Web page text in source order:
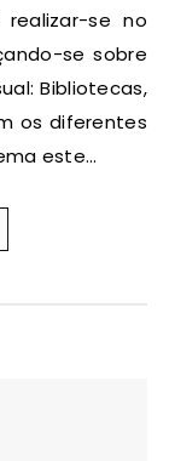
se no
se sobre
Bibliotecas,
os diferentes
este…